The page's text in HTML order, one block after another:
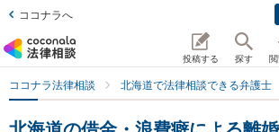
ココナラへ
投稿する 探す
ココナラ法律相談 北海道で法律相談できる弁護士